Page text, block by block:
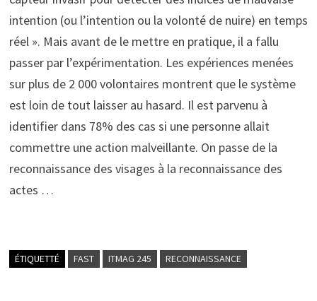
intention (ou l’intention ou la volonté de nuire) en temps
réel ». Mais avant de le mettre en pratique, il a fallu
passer par l’expérimentation. Les expériences menées
sur plus de 2 000 volontaires montrent que le système
est loin de tout laisser au hasard. Il est parvenu à
identifier dans 78% des cas si une personne allait
commettre une action malveillante. On passe de la
reconnaissance des visages à la reconnaissance des
actes …
ÉTIQUETTÉ FAST ITMAG 245 RECONNAISSANCE